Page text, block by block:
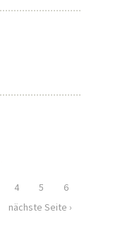
4 5
6
nächste Seite ›